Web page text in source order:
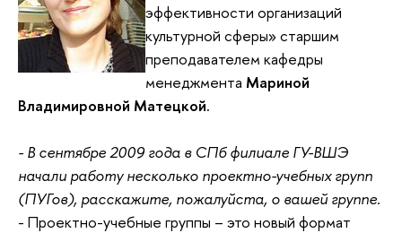
эффективности организаций
культурной сферы» старшим
преподавателем кафедры
менеджмента Мариной
Владимировной Матецкой.
- В сентябре 2009 года в СПб филиале ГУ-ВШЭ
начали работу несколько проектно-учебных групп
(ПУГов), расскажите, пожалуйста, о вашей группе.
- Проектно-учебные группы – это новый формат